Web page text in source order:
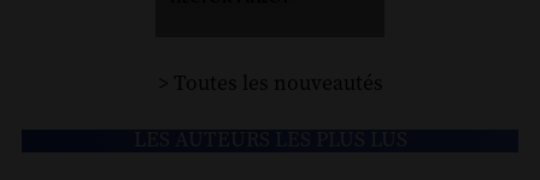
> Toutes les nouveautés